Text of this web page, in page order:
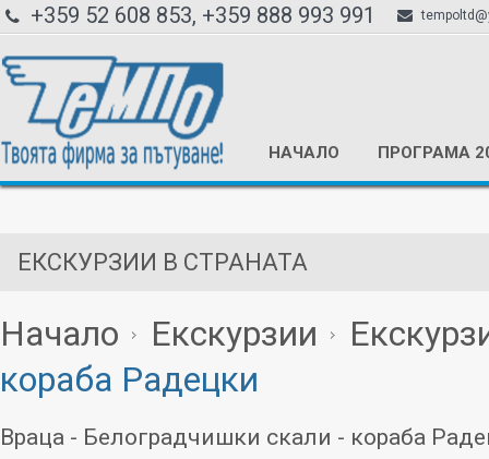
+359 52 608 853, +359 888 993 991
НАЧАЛО ПРОГРАМА
ЕКСКУРЗИИ В СТРАНАТА
Начало Екскурзии
кораба Радецки
Враца - Белоградчишки скали - кораба